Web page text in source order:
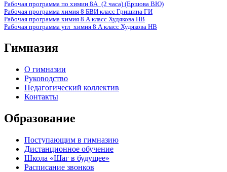
Рабочая программа по химии 8А_(2 часа) (Ершова ВЮ)
Рабочая программа химия 8 БВИ класс Гришина ГИ
Рабочая программа химия 8 А класс Худякова НВ
Рабочая программа угл_химия 8 А класс Худякова НВ
Гимназия
О гимназии
Руководство
Педагогический коллектив
Контакты
Образование
Поступающим в гимназию
Дистанционное обучение
Школа «Шаг в будущее»
Расписание звонков